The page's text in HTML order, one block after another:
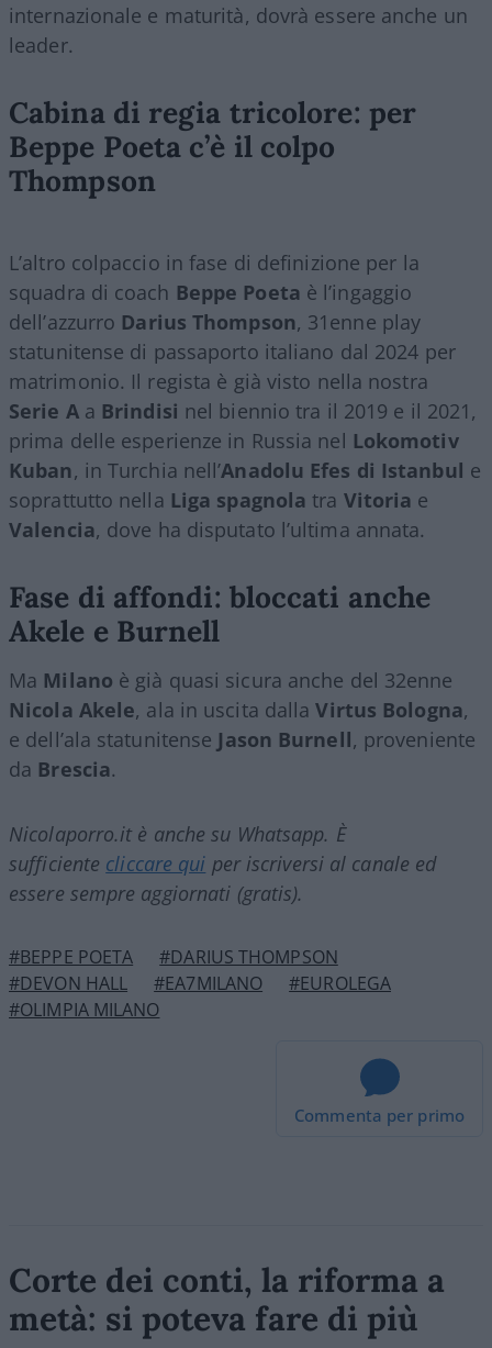
internazionale e maturità, dovrà essere anche un
leader.
Cabina di regia tricolore: per
Beppe Poeta c’è il colpo
Thompson
L’altro colpaccio in fase di definizione per la
squadra di coach Beppe Poeta è l’ingaggio
dell’azzurro Darius Thompson, 31enne play
statunitense di passaporto italiano dal 2024 per
matrimonio. Il regista è già visto nella nostra
Serie Aa Brindisi nel biennio tra il 2019 e il 2021,
prima delle esperienze in Russia nel Lokomotiv
Kuban, in Turchia nell’Anadolu Efes di Istanbul e
soprattutto nella Liga spagnola tra Vitoria e
Valencia, dove ha disputato l’ultima annata.
Fase di affondi: bloccati anche
Akele e Burnell
Ma Milano è già quasi sicura anche del 32enne
Nicola Akele, ala in uscita dallaVirtus Bologna,
e dell’ala statunitense Jason Burnell, proveniente
da Brescia.
Nicolaporro.it è anche su Whatsapp. È
sufficiente cliccare qui per iscriversi al canale ed
essere sempre aggiornati (gratis).
#BEPPE POETA
#DARIUS THOMPSON
#DEVON HALL
#EA7MILANO
#EUROLEGA
#OLIMPIA MILANO
Commenta per primo
Corte dei conti, la riforma a
metà: si poteva fare di più